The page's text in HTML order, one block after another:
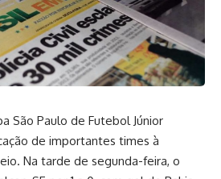
São Paulo de Futebol Júnior
de importantes times à
Na tarde de segunda-feira, o